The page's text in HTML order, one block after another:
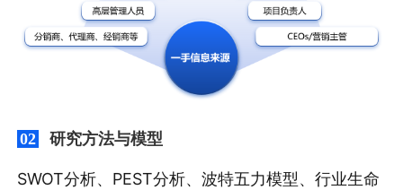
02 研究方法与模型
SWOT分析、PEST分析、波特五力模型、行业生命